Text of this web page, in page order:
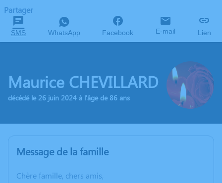
Partager
SMS WhatsApp Facebook E-mail Lien
Maurice CHEVILLARD
décédé le 26 juin 2024 à l'âge de 86 ans
Message de la famille
Chère famille, chers amis,